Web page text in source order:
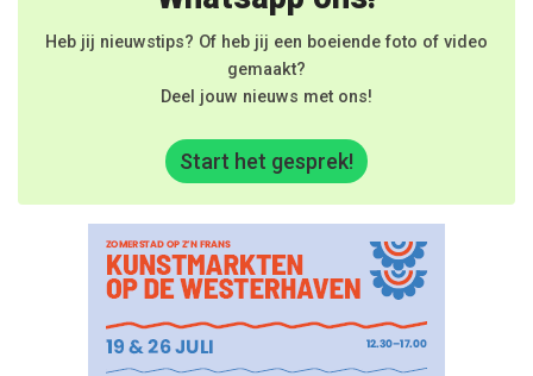
Heb jij nieuwstips? Of heb jij een boeiende foto of video
gemaakt?
Deel jouw nieuws met ons!
Start het gesprek!